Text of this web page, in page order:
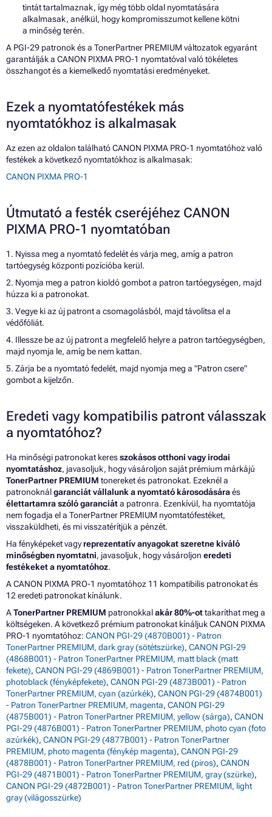
tintát tartalmaznak, így még több oldal nyomtatására
alkalmasak, anélkül, hogy kompromisszumot kellene kötni
a minőség terén.
A PGI-29 patronok és a TonerPartner PREMIUM változatok egyaránt
garantálják a CANON PIXMA PRO-1 nyomtatóval való tökéletes
összhangot és a kiemelkedő nyomtatási eredményeket.
Ezek a nyomtatófestékek más
nyomtatókhoz is alkalmasak
Az ezen az oldalon található CANON PIXMA PRO-1 nyomtatóhoz való
festékek a következő nyomtatókhoz is alkalmasak:
CANON PIXMA PRO-1
Útmutató a festék cseréjéhez CANON
PIXMA PRO-1 nyomtatóban
1. Nyissa meg a nyomtató fedelét és várja meg, amíg a patron
tartóegység központi pozícióba kerül.
2. Nyomja meg a patron kioldó gombot a patron tartóegységen, majd
húzza ki a patronokat.
3. Vegye ki az új patront a csomagolásból, majd távolítsa el a
védőfóliát.
4. Illessze be az új patront a megfelelő helyre a patron tartóegységben,
majd nyomja le, amíg be nem kattan.
5. Zárja be a nyomtató fedelét, majd nyomja meg a "Patron csere"
gombot a kijelzőn.
Eredeti vagy kompatibilis patront válasszak
a nyomtatóhoz?
Ha minőségi patronokat keresszokásos otthoni vagy irodai
nyomtatáshoz, javasoljuk, hogy vásároljon saját prémium márkájú
TonerPartner PREMIUM tonereket és patronokat. Ezeknél a
patronoknálgaranciát vállalunk a nyomtató károsodásáraés
élettartamra szóló garanciáta patronra. Ezenkívül, ha nyomtatója
nem fogadja el a TonerPartner PREMIUM nyomtatófestéket,
visszaküldheti, és mi visszatérítjük a pénzét.
Ha fényképeket vagyreprezentatív anyagokat szeretne kiváló
minőségben nyomtatni, javasoljuk, hogy vásároljon eredeti
festékeket a nyomtatóhoz.
A CANON PIXMA PRO-1 nyomtatóhoz 11 kompatibilis patronokat és
12 eredeti patronokat kínálunk.
ATonerPartner PREMIUM patronokkalakár 80%-ottakaríthat meg a
költségeken. A következő prémium patronokat kínáljuk CANON PIXMA
PRO-1 nyomtatóhoz: CANON PGI-29 (4870B001) - Patron
TonerPartner PREMIUM, dark gray (sötétszürke), CANON PGI-29
(4868B001) - Patron TonerPartner PREMIUM, matt black (matt
fekete), CANON PGI-29 (4869B001) - Patron TonerPartner PREMIUM,
photoblack (fényképfekete), CANON PGI-29 (4873B001) - Patron
TonerPartner PREMIUM, cyan (azúrkék), CANON PGI-29 (4874B001)
- Patron TonerPartner PREMIUM, magenta, CANON PGI-29
(4875B001) - Patron TonerPartner PREMIUM, yellow (sárga), CANON
PGI-29 (4876B001) - Patron TonerPartner PREMIUM, photo cyan (foto
azúrkék), CANON PGI-29 (4877B001) - Patron TonerPartner
PREMIUM, photo magenta (fénykép magenta), CANON PGI-29
(4878B001) - Patron TonerPartner PREMIUM, red (piros), CANON
PGI-29 (4871B001) - Patron TonerPartner PREMIUM, gray (szürke),
CANON PGI-29 (4872B001) - Patron TonerPartner PREMIUM, light
gray (világosszürke)